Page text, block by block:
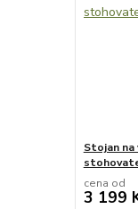
Stojan na
cena od
3 199